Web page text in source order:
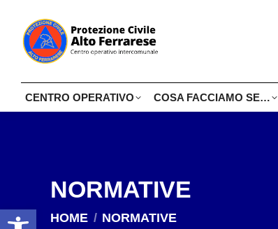
Open toolbar
CENTRO OPERATIVO COSA FACCIAMO SE…
NORMATIVE
Tu sei qui:
HOME NORMATIVE